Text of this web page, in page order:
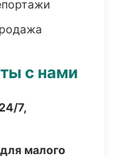
с нами
7,
малого